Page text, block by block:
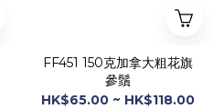
FF451 150克加拿大粗花旗
參鬚
HK$65.00 ~ HK$118.00